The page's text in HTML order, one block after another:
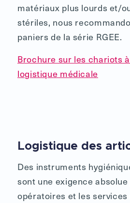
matériaux plus lourds et/
stériles, nous
paniers de la série RGEE.
Brochure sur les chariots
logistique médicale
Logistique des
Des instruments
sont une exigence
opératoires et les